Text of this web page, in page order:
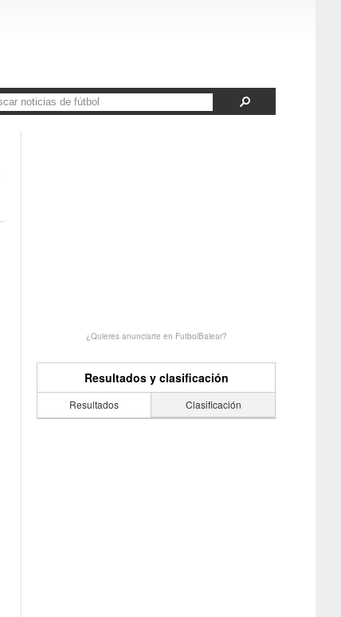
¿Quieres anunciarte en FutbolBalear?
Resultados y clasificación
Resultados Clasificación